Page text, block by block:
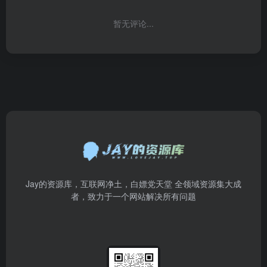
暂无评论...
Jay的资源库，互联网净土，白嫖党天堂 全领域资源集大成
者，致力于一个网站解决所有问题